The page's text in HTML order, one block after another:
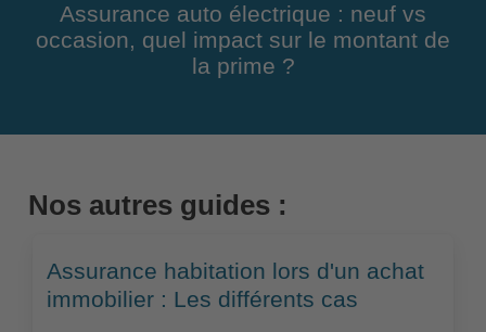
Assurance auto électrique : neuf vs
occasion, quel impact sur le montant de
la prime ?
Nos autres guides :
Assurance habitation lors d'un achat
immobilier : Les différents cas